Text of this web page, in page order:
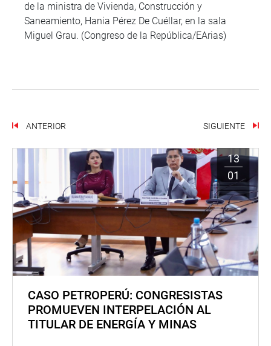
de la ministra de Vivienda, Construcción y
Saneamiento, Hania Pérez De Cuéllar, en la sala
Miguel Grau. (Congreso de la República/EArias)
ANTERIOR SIGUIENTE
13
01
CASO PETROPERÚ: CONGRESISTAS
PROMUEVEN INTERPELACIÓN AL
TITULAR DE ENERGÍA Y MINAS